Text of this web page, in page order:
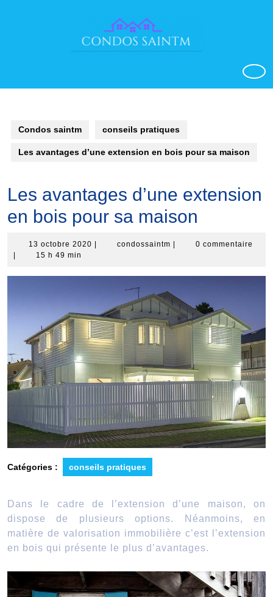
Condos saintm conseils pratiques
Les avantages d’une extension en bois pour sa maison
Les avantages d’une extension
en bois pour sa maison
13 octobre 2020 13
condossaintm condossaintm
0 commentaire
15 h 49 min
Catégories : conseils pratiques
Dans le cadre de l’extension d’une maison, on
dispose de plusieurs options. Néanmoins, en
matière de valorisation immobilière c’est l’extension
en bois qui présente le plus d’avantages.